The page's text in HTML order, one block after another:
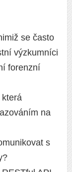
se často
výzkumníci
forenzní
která
na
s